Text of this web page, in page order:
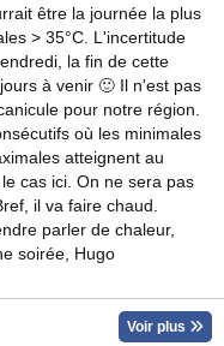
être la journée la plus
> 35°C. L'incertitude
la fin de cette
à venir 🙂 Il n'est pas
pour notre région.
où les minimales
atteignent au
cas ici. On ne sera pas
il va faire chaud.
parler de chaleur,
soirée, Hugo
Voir plus